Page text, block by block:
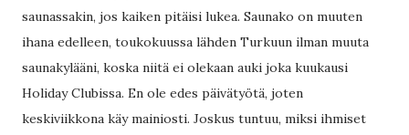
saunassakin, jos kaiken pitäisi lukea. Saunako on muuten
ihana edelleen, toukokuussa lähden Turkuun ilman muuta
saunakylääni, koska niitä ei olekaan auki joka kuukausi
Holiday Clubissa. En ole edes päivätyötä, joten
keskiviikkona käy mainiosti. Joskus tuntuu, miksi ihmiset